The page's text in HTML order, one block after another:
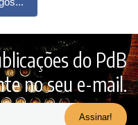
do PdB
no seu e-mail.